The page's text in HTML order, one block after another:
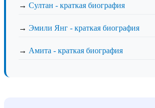
→ Султан - краткая биография
→ Эмили Янг - краткая биография
→ Амита - краткая биография